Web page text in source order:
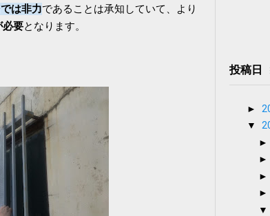
は非力であることは承知していて、より
必要となります。
投稿日
►
▼